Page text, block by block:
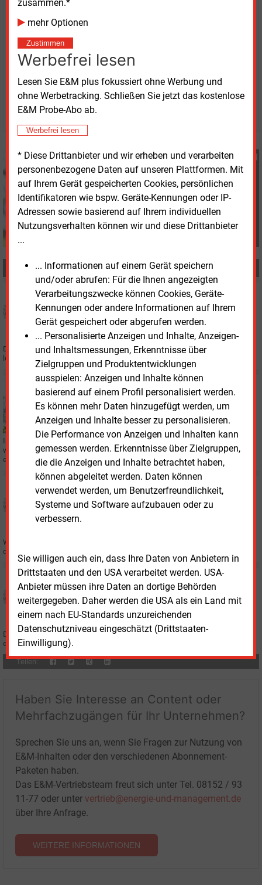
zusammen.*
mehr Optionen
Zustimmen
Werbefrei lesen
Lesen Sie E&M plus fokussiert ohne Werbung und
ohne Werbetracking. Schließen Sie jetzt das kostenlose
E&M Probe-Abo ab.
Werbefrei lesen
* Diese Drittanbieter und wir erheben und verarbeiten
personenbezogene Daten auf unseren Plattformen. Mit
auf Ihrem Gerät gespeicherten Cookies, persönlichen
Identifikatoren wie bspw. Geräte-Kennungen oder IP-
Adressen sowie basierend auf Ihrem individuellen
Nutzungsverhalten können wir und diese Drittanbieter
...
... Informationen auf einem Gerät speichern
und/oder abrufen: Für die Ihnen angezeigten
Verarbeitungszwecke können Cookies, Geräte-
Kennungen oder andere Informationen auf Ihrem
Gerät gespeichert oder abgerufen werden.
... Personalisierte Anzeigen und Inhalte, Anzeigen-
und Inhaltsmessungen, Erkenntnisse über
Zielgruppen und Produktentwicklungen
ausspielen: Anzeigen und Inhalte können
basierend auf einem Profil personalisiert werden.
Es können mehr Daten hinzugefügt werden, um
Anzeigen und Inhalte besser zu personalisieren.
Die Performance von Anzeigen und Inhalten kann
gemessen werden. Erkenntnisse über Zielgruppen,
die die Anzeigen und Inhalte betrachtet haben,
können abgeleitet werden. Daten können
verwendet werden, um Benutzerfreundlichkeit,
Systeme und Software aufzubauen oder zu
verbessern.
Sie willigen auch ein, dass Ihre Daten von Anbietern in
Drittstaaten und den USA verarbeitet werden. USA-
Anbieter müssen ihre Daten an dortige Behörden
weitergegeben. Daher werden die USA als ein Land mit
einem nach EU-Standards unzureichenden
Datenschutzniveau eingeschätzt (Drittstaaten-
Einwilligung).
Q2 2022
Q1 2022
Quelle: EEX
Montag, 13.04.2026, 11:42 Uhr
Heidi Roider
© 2026 Energie & Management GmbH
Heidi Roider
+49 (0) 8152 9311 28
h.roider@energie-und-
management.de
MEHR ZUM THEMA
Dienstag, 7.07.2026, 12:11
KWK-Index sinkt wieder unter 10 Cent
Der „übliche Preis“ für eingespeisten KWK-Strom oder auch KWK-Index sinkt
leicht von 10,215 Cent/kWh auf 9,521 Cent/kWh.
Freitag, 8.05.2026, 16:49
REGENERATIVE
Doppeltes Plus bei Direktvermarktung
In der geförderten Direktvermarktung sind im Mai 868 MW mehr angemeldet
worden als im Vormonat. In der sonstigen Direktvermarktung errechnet sich
ein Plus von 749 MW.
KWK
KWK-Index klettert über 9 Cent
Wie aus der aktualisierten Liste der Strombörse EEX hervorgeht, steigt
der übliche Preis auf 9,319 Cent/kWh.
Donnerstag, 2.10.2025, 17:11
KWK
KWK-Index erholt sich wieder
Der „übliche Preis“ für eingespeisten KWK-Strom oder auch KWK-Index
erhöht sich fürs vierte Quartal von 6,973 Cent/kWh auf 8,276 Cent/kWh.
Teilen:
Haben Sie Interesse an Content oder
Mehrfachzugängen für Ihr Unternehmen?
Sprechen Sie uns an, wenn Sie Fragen zur Nutzung von
E&M-Inhalten oder den verschiedenen Abonnement-
Paketen haben.
Das E&M-Vertriebsteam freut sich unter Tel. 08152 / 93
11-77 oder unter vertrieb@energie-und-management.de
über Ihre Anfrage.
WEITERE INFORMATIONEN